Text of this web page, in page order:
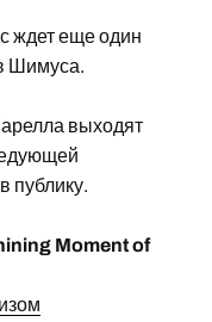
ждет еще один
Шимуса.
выходят
публику.
Moment of